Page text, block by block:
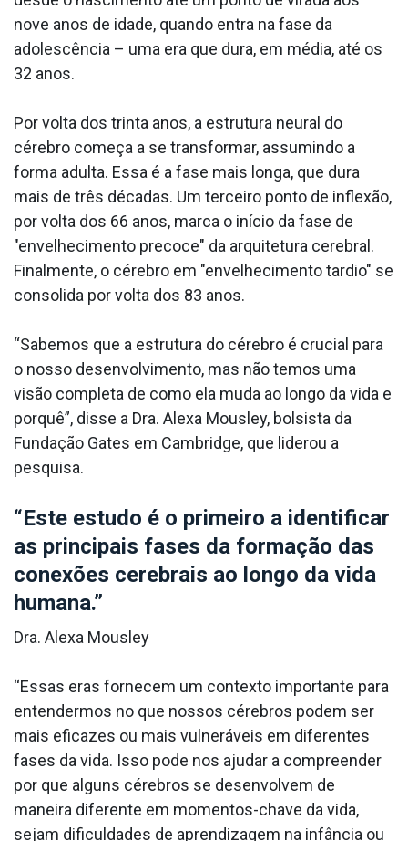
nove anos de idade, quando entra na fase da
adolescência – uma era que dura, em média, até os
32 anos.
Por volta dos trinta anos, a estrutura neural do
cérebro começa a se transformar, assumindo a
forma adulta. Essa é a fase mais longa, que dura
mais de três décadas. Um terceiro ponto de inflexão,
por volta dos 66 anos, marca o início da fase de
"envelhecimento precoce" da arquitetura cerebral.
Finalmente, o cérebro em "envelhecimento tardio" se
consolida por volta dos 83 anos.
“Sabemos que a estrutura do cérebro é crucial para
o nosso desenvolvimento, mas não temos uma
visão completa de como ela muda ao longo da vida e
porquê”, disse a Dra. Alexa Mousley, bolsista da
Fundação Gates em Cambridge, que liderou a
pesquisa.
“Este estudo é o primeiro a identificar
as principais fases da formação das
conexões cerebrais ao longo da vida
humana.”
Dra. Alexa Mousley
“Essas eras fornecem um contexto importante para
entendermos no que nossos cérebros podem ser
mais eficazes ou mais vulneráveis em diferentes
fases da vida. Isso pode nos ajudar a compreender
por que alguns cérebros se desenvolvem de
maneira diferente em momentos-chave da vida,
sejam dificuldades de aprendizagem na infância ou